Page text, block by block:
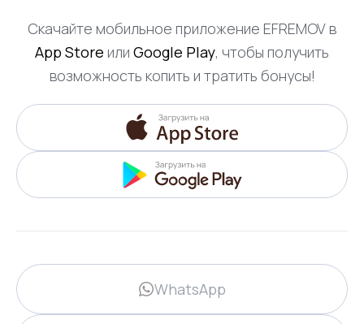
Скачайте мобильное приложение EFREMOV в
App Store или Google Play, чтобы получить
возможность копить и тратить бонусы!
WhatsApp